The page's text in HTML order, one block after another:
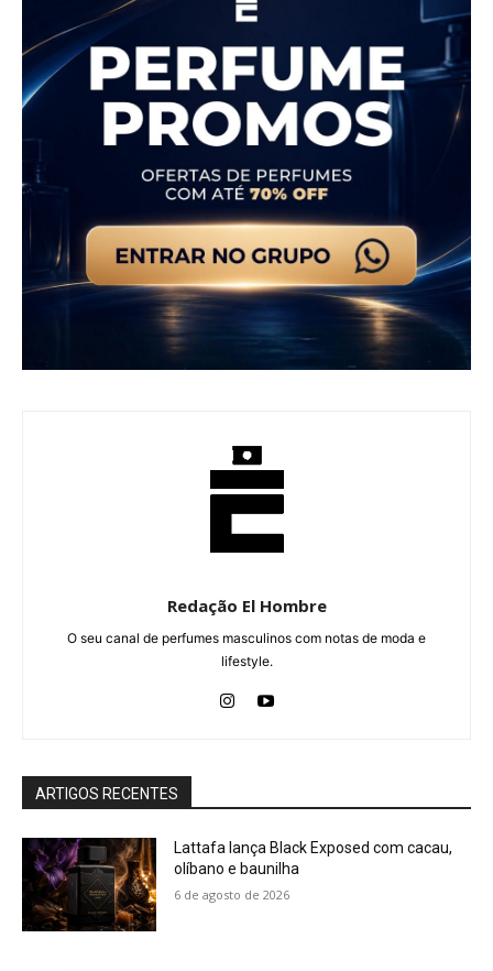
Redação El Hombre
O seu canal de perfumes masculinos com notas de moda e
lifestyle.
ARTIGOS RECENTES
Lattafa lança Black Exposed com cacau,
olíbano e baunilha
6 de agosto de 2026